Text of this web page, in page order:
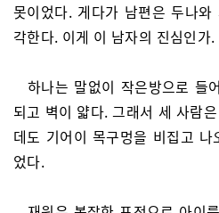
못이었다. 게다가 남편은 두나
각한다. 이게 이 남자의 진심인가.
하나는 말없이 작은방으로 들
되고 벽이 얇다. 그래서 세 사람
데도 기어이 목구멍을 비집고
었다.